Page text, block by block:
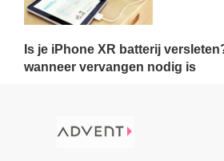
Is je iPhone XR batterij
wanneer vervangen nodig is